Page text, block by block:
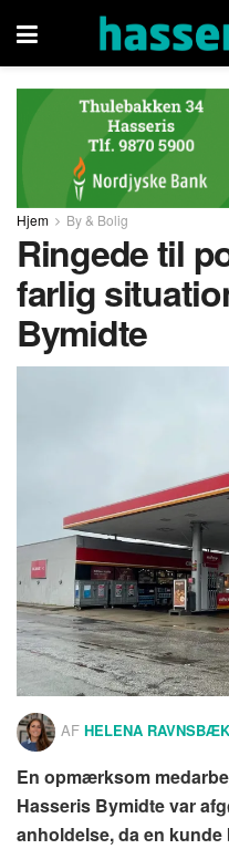
Hjem By & Bolig
Ringede til
farlig
Bymidte
AF HELENA RAVNSBÆK
En opmærksom
Hasseris Bymidte var
anholdelse, da en